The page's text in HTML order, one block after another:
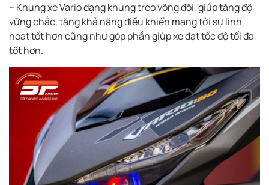
– Khung xe Vario dạng khung treo võng đôi, giúp tăng độ
vững chắc, tăng khả năng điều khiển mang tới sự linh
hoạt tốt hơn cũng như góp phần giúp xe đạt tốc độ tối đa
tốt hơn.